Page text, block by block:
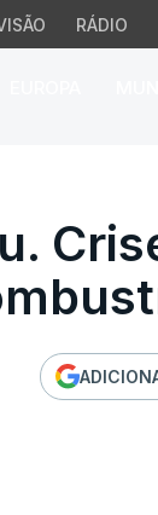
RÁDIO